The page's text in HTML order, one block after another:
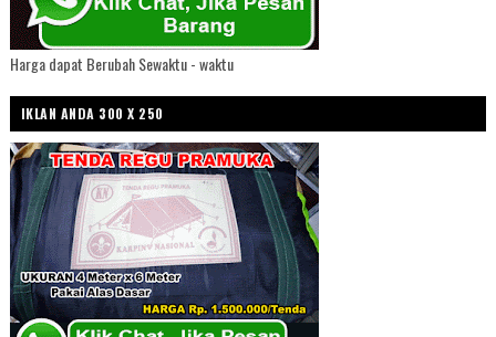
Harga dapat Berubah Sewaktu - waktu
IKLAN ANDA 300 X 250